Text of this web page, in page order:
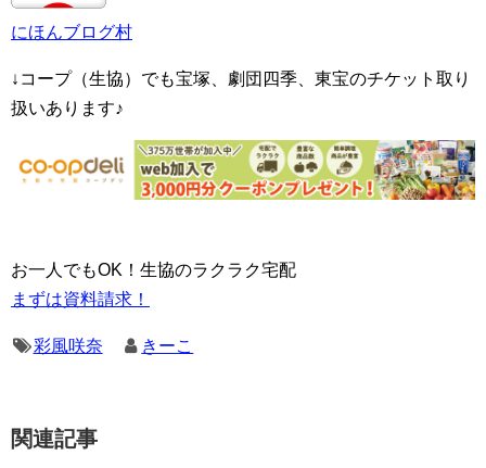
にほんブログ村
↓コープ（生協）でも宝塚、劇団四季、東宝のチケット取り
扱いあります♪
お一人でもOK！生協のラクラク宅配
まずは資料請求！
彩風咲奈 きーこ
関連記事